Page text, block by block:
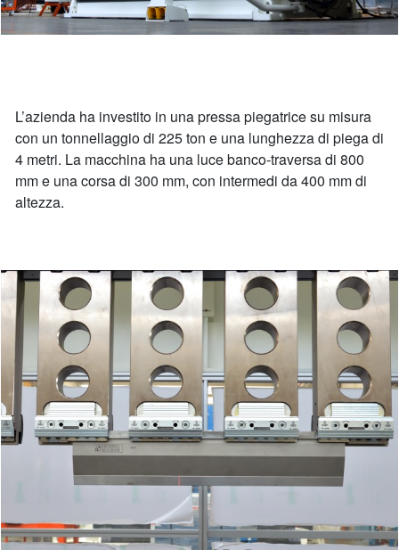
L’azienda ha investito in una pressa piegatrice su misura
con un tonnellaggio di 225 ton e una lunghezza di piega di
4 metri. La macchina ha una luce banco-traversa di 800
mm e una corsa di 300 mm, con intermedi da 400 mm di
altezza.